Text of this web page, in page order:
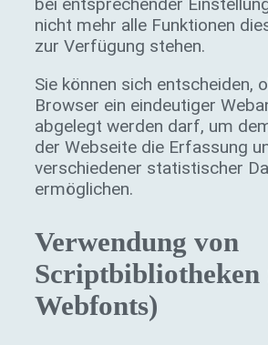
nicht mehr alle Funktionen
zur Verfügung stehen.
Sie können sich entscheiden,
Browser ein eindeutiger
abgelegt werden darf, um
der Webseite die Erfassung
verschiedener statistischer
ermöglichen.
Verwendung von
Scriptbibliotheken
Webfonts)